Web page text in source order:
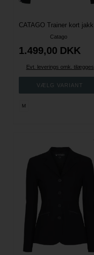
Catago
1.499,00 DKK
Evt. leverings omk. tilægges
M